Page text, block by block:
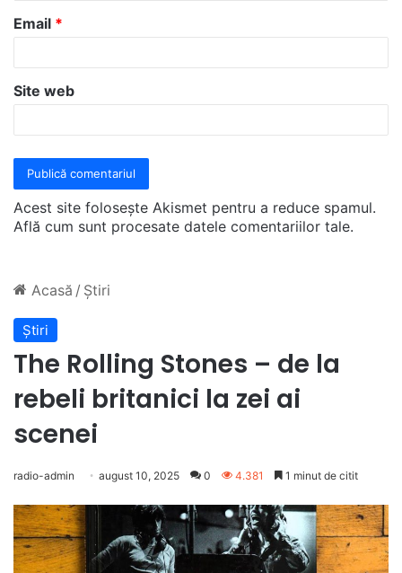
u
*
Email *
Site web
Acest site folosește Akismet pentru a reduce spamul.
Află cum sunt procesate datele comentariilor tale.